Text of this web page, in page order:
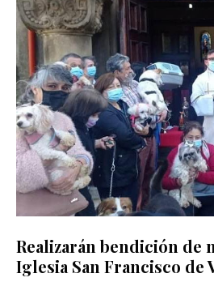
Realizarán bendición de
Iglesia San Francisco de